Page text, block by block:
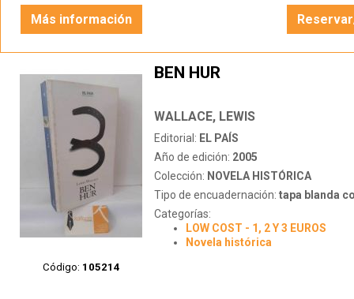
Más información
Código: 105214
BEN HUR
WALLACE, LEWIS
Editorial: EL PAÍS
Año de edición: 2005
Colección: NOVELA HISTÓRICA
Tipo de encuadernación: tapa blanda
Categorías:
LOW COST - 1, 2 Y 3 EUROS
Novela histórica